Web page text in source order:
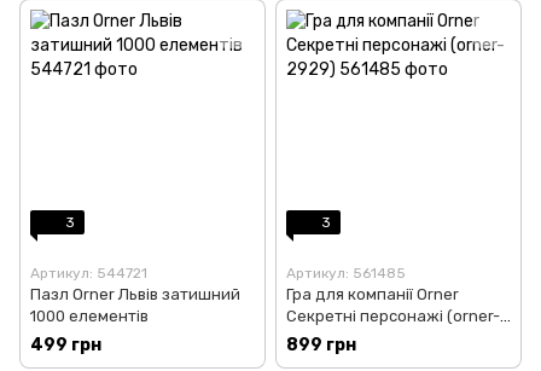
3
Артикул: 544721
Пазл Orner Львів затишний
1000 елементів
499 грн
3
Артикул: 561485
Гра для компанії Orner
Секретні персонажі (orner-
2929)
899 грн